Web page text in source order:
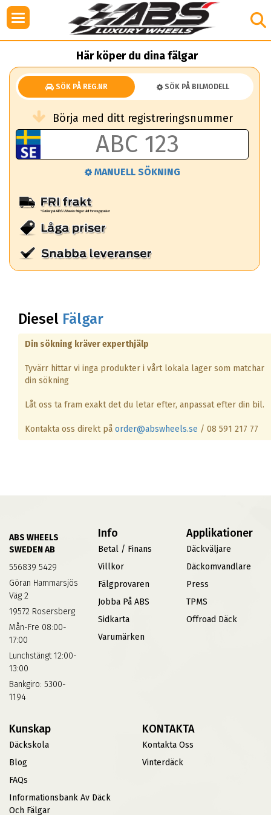
Här köper du dina fälgar
SÖK PÅ REG.NR SÖK PÅ BILMODELL
Börja med ditt registreringsnummer
MANUELL SÖKNING
Diesel Fälgar
Din sökning kräver experthjälp
Tyvärr hittar vi inga produkter i vårt lokala lager som matchar
din sökning
Låt oss ta fram exakt det du letar efter, anpassat efter din bil.
Kontakta oss direkt påorder@abswheels.se / 08 591 217 77
ABS WHEELS
SWEDEN AB
556839 5429
Göran Hammarsjös
Väg 2
19572 Rosersberg
Mån-Fre 08:00-
17:00
Lunchstängt 12:00-
13:00
Bankgiro: 5300-
1194
Info
Betal / Finans
Villkor
Fälgprovaren
Jobba På ABS
Sidkarta
Varumärken
Applikationer
Däckväljare
Däckomvandlare
Press
TPMS
Offroad Däck
Kunskap
Däckskola
Blog
FAQs
Informationsbank Av Däck
Och Fälgar
KONTAKTA
Kontakta Oss
Vinterdäck